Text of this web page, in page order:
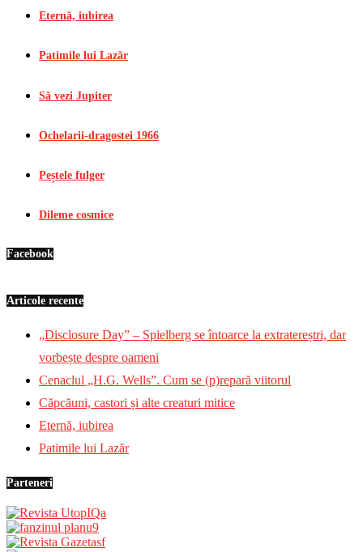
Eternă, iubirea
Patimile lui Lazăr
Să vezi Jupiter
Ochelarii-dragostei 1966
Peștele fulger
Dileme cosmice
Facebook
Articole recente
„Disclosure Day” – Spielberg se întoarce la extratereștri, dar
vorbește despre oameni
Cenaclul „H.G. Wells”. Cum se (p)repară viitorul
Căpcăuni, castori și alte creaturi mitice
Eternă, iubirea
Patimile lui Lazăr
Parteneri